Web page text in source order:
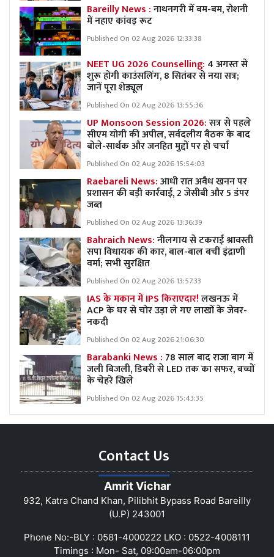
Bareilly News :नाथनगरी में बम-बम, रोशनी
में नहाए कांवड़ रूट
Published On 02 Aug 2026 12:33:38
NEET UG 2026 Counselling: 4 अगस्त से
शुरू होगी काउंसलिंग, 8 सितंबर से नया सत्र;
जानें पूरा शेड्यूल
Published On 02 Aug 2026 13:55:36
UP Monsoon Session 2026:सत्र से पहले
सीएम योगी की अपील, सर्वदलीय बैठक के बाद
बोले-सार्थक और जनहित मुद्दों पर हो चर्चा
Published On 02 Aug 2026 15:54:03
Raebareli News:आधी रात अवैध खनन पर
प्रशासन की बड़ी कार्रवाई, 2 जेसीबी और 5 डंपर
जब्त
Published On 02 Aug 2026 13:36:39
Bahraich News:नीलगाय से टकराई श्रावस्ती
सपा विधायक की कार, बाल-बाल बचीं इंद्राणी
वर्मा; सभी सुरक्षित
Published On 02 Aug 2026 13:57:33
IAS के मकान में IPS किराएदार!लखनऊ में
ACP के घर से चोर उड़ा ले गए लाखों के जेवर-
नकदी
Published On 02 Aug 2026 21:06:30
Barabanki News : 78 साल बाद राजा बाग में
जली बिजली, डिबरी से LED तक का सफर, बच्चों
के चेहरे खिले
Published On 02 Aug 2026 15:43:35
Contact Us
Amrit Vichar
932, Katra Chand Khan, Pilibhit Bypass Road Bareilly
(U.P) 243001
Phone No:-BLY : 0581-4000222 LKO : 0522-4008111
Timings : Mon- Sat, 09:00am-06:00pm